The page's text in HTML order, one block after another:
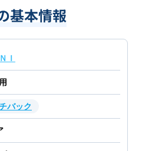
基本情報
Ｉ
バック